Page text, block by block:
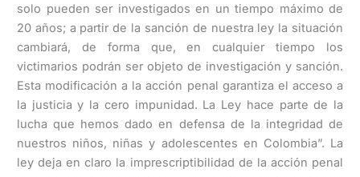
solo pueden ser investigados en un tiempo máximo de
20 años; a partir de la sanción de nuestra ley la situación
cambiará, de forma que, en cualquier tiempo los
victimarios podrán ser objeto de investigación y sanción.
Esta modificación a la acción penal garantiza el acceso a
la justicia y la cero impunidad. La Ley hace parte de la
lucha que hemos dado en defensa de la integridad de
nuestros niños, niñas y adolescentes en Colombia”. La
ley deja en claro la imprescriptibilidad de la acción penal